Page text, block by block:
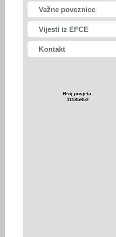
Važne poveznice
Vijesti iz EFCE
Kontakt
Broj posjeta:
11185652